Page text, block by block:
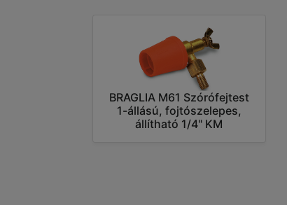
BRAGLIA M61 Szórófejtest
1-állású, fojtószelepes,
állítható 1/4" KM